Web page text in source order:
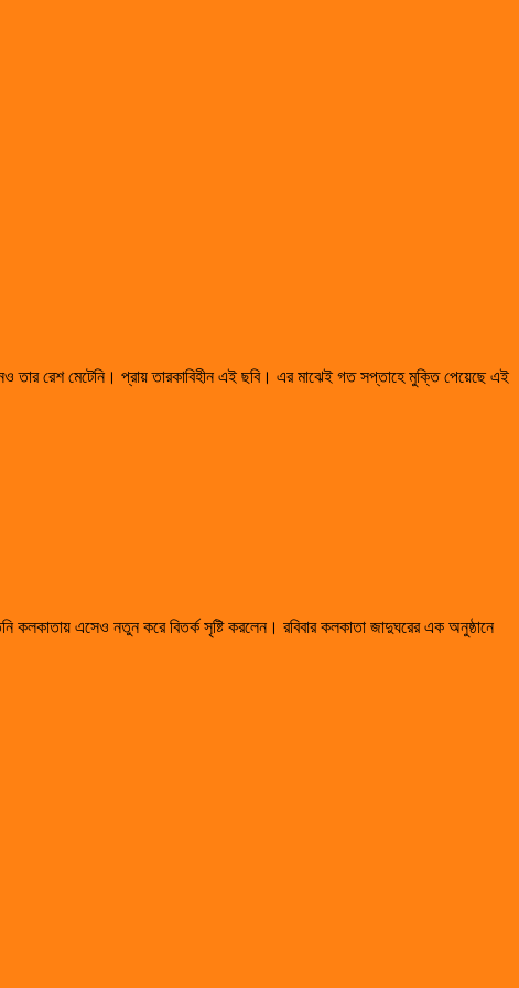
তার রেশ মেটেনি। প্রায় তারকাবিহীন এই ছবি। এর মাঝেই গত সপ্তাহে মুক্তি পেয়েছে এই
কলকাতায় এসেও নতুন করে বিতর্ক সৃষ্টি করলেন। রবিবার কলকাতা জাদুঘরের এক অনুষ্ঠানে